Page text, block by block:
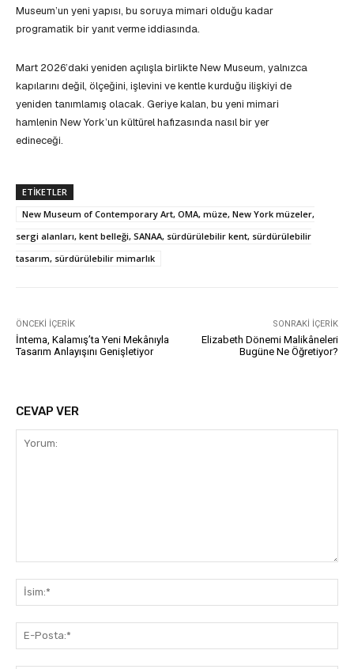
Museum’un yeni yapısı, bu soruya mimari olduğu kadar
programatik bir yanıt verme iddiasında.
Mart 2026’daki yeniden açılışla birlikte New Museum, yalnızca
kapılarını değil, ölçeğini, işlevini ve kentle kurduğu ilişkiyi de
yeniden tanımlamış olacak. Geriye kalan, bu yeni mimari
hamlenin New York’un kültürel hafızasında nasıl bir yer
edineceği.
ETIKETLER
New Museum of Contemporary Art, OMA, müze, New York müzeler,
sergi alanları, kent belleği, SANAA, sürdürülebilir kent, sürdürülebilir
tasarım, sürdürülebilir mimarlık
ÖNCEKI İÇERIK
İntema, Kalamış’ta Yeni Mekânıyla
Tasarım Anlayışını Genişletiyor
SONRAKI İÇERIK
Elizabeth Dönemi Malikâneleri
Bugüne Ne Öğretiyor?
CEVAP VER